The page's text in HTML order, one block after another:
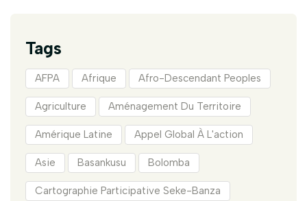
Tags
AFPA Afrique Afro-Descendant Peoples
Agriculture Aménagement Du Territoire
Amérique Latine Appel Global À L'action
Asie Basankusu Bolomba
Cartographie Participative Seke-Banza